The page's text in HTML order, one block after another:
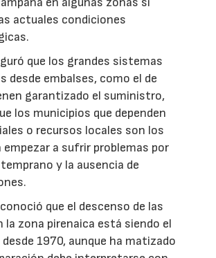
actuales condiciones
que los grandes sistemas
desde embalses, como el de
garantizado el suministro,
los municipios que dependen
o recursos locales son los
empezar a sufrir problemas por
y la ausencia de
que el descenso de las
la zona pirenaica está siendo el
1970, aunque ha matizado